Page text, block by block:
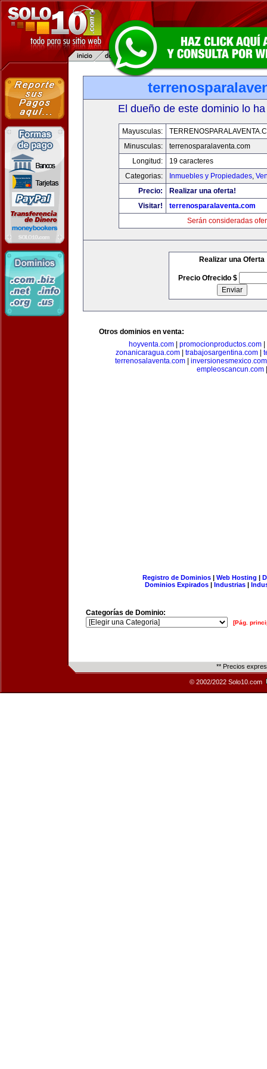
El dueño de este dominio lo
Mayusculas:
Minusculas:
terrenosparalaventa.com
Longitud:
19 caracteres
Categorias:
Inmuebles y Propiedades,
Precio:
Realizar una oferta!
Visitar!
terrenosparalaventa.com
Serán consideradas
Realizar una Oferta
Precio Ofrecido $
Otros dominios en venta:
hoyventa.com| promocionproductos.com|
zonanicaragua.com
trabajosargentina.com
terrenosalaventa.com| inversionesmexico.com
empleoscancun.com|
Registro de Dominios| Web Hosting |
Dominios Expirados | Industrias |
Categorías de Dominio:
[Pág.
** Precios
© 2002/2022 Solo10.com